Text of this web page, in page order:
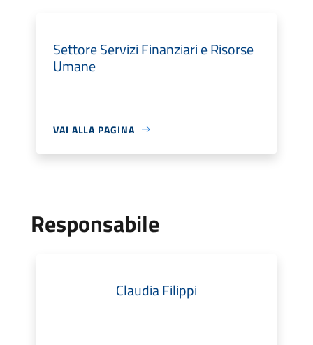
Settore Servizi Finanziari e Risorse
Umane
VAI ALLA PAGINA
Responsabile
Claudia Filippi